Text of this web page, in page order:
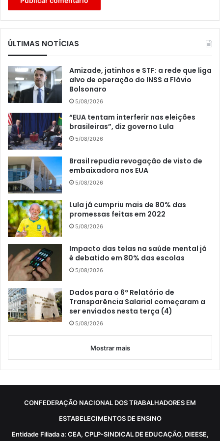
ÚLTIMAS NOTÍCIAS
Amizade, jatinhos e STF: a rede que liga
alvo de operação do INSS a Flávio
Bolsonaro
5/08/2026
“EUA tentam interferir nas eleições
brasileiras”, diz governo Lula
5/08/2026
Brasil repudia revogação de visto de
embaixadora nos EUA
5/08/2026
Lula já cumpriu mais de 80% das
promessas feitas em 2022
5/08/2026
Impacto das telas na saúde mental já
é debatido em 80% das escolas
5/08/2026
Dados para o 6º Relatório de
Transparência Salarial começaram a
ser enviados nesta terça (4)
5/08/2026
Mostrar mais
CONFEDERAÇÃO NACIONAL DOS TRABALHADORES EM
ESTABELECIMENTOS DE ENSINO
Entidade Filiada a: CEA, CPLP-SINDICAL DE EDUCAÇÃO, DIEESE,